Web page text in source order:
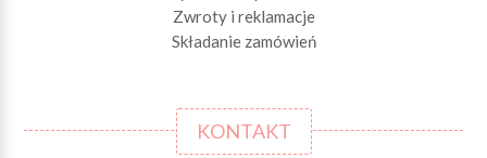
Zwroty i reklamacje
Składanie zamówień
KONTAKT